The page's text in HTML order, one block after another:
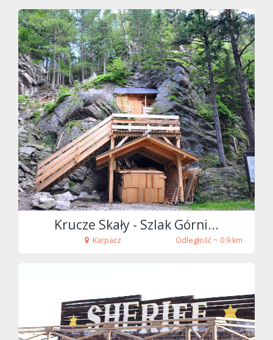
fot. Tenet
Krucze Skały - Szlak Górni...
Karpacz Odległość ~ 0.9 km